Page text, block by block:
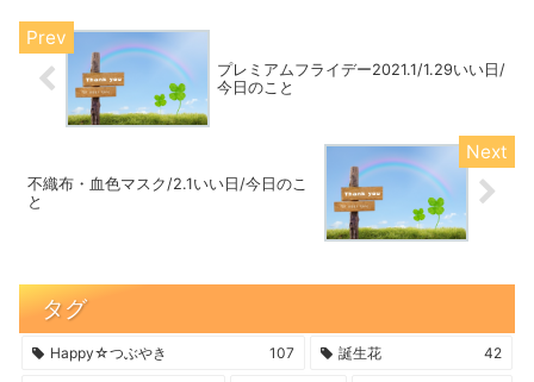
プレミアムフライデー2021.1/1.29いい日/
今日のこと
不織布・血色マスク/2.1いい日/今日のこ
と
タグ
Happy☆つぶやき 107 誕生花 42